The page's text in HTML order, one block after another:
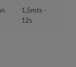
1,5mts -
12s